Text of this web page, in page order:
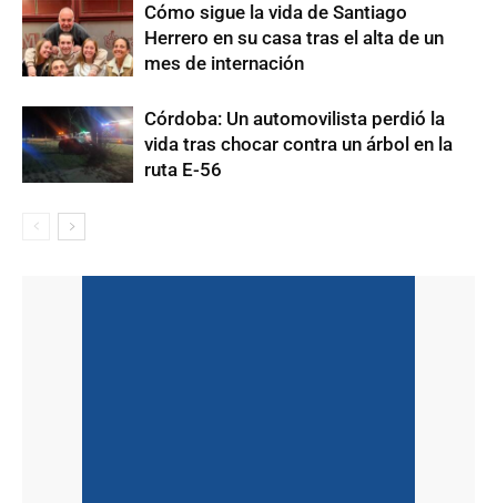
Cómo sigue la vida de Santiago
Herrero en su casa tras el alta de un
mes de internación
Córdoba: Un automovilista perdió la
vida tras chocar contra un árbol en la
ruta E-56